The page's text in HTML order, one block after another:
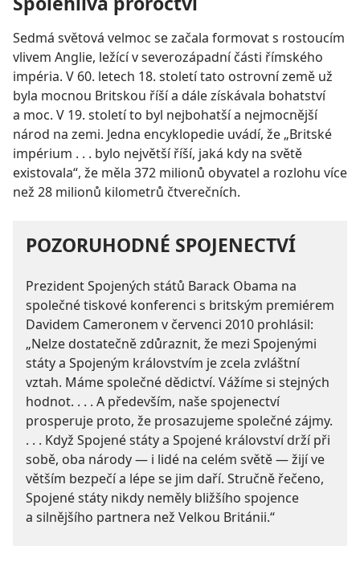
Sedmá světová velmoc se začala formovat s rostoucím
vlivem Anglie, ležící v severozápadní části římského
impéria. V 60. letech 18. století tato ostrovní země už
byla mocnou Britskou říší a dále získávala bohatství
a moc. V 19. století to byl nejbohatší a nejmocnější
národ na zemi. Jedna encyklopedie uvádí, že „Britské
impérium . . . bylo největší říší, jaká kdy na světě
existovala“, že měla 372 milionů obyvatel a rozlohu více
než 28 milionů kilometrů čtverečních.
POZORUHODNÉ SPOJENECTVÍ
Prezident Spojených států Barack Obama na
společné tiskové konferenci s britským premiérem
Davidem Cameronem v červenci 2010 prohlásil:
„Nelze dostatečně zdůraznit, že mezi Spojenými
státy a Spojeným královstvím je zcela zvláštní
vztah. Máme společné dědictví. Vážíme si stejných
hodnot. . . . A především, naše spojenectví
prosperuje proto, že prosazujeme společné zájmy.
. . . Když Spojené státy a Spojené království drží při
sobě, oba národy — i lidé na celém světě — žijí ve
větším bezpečí a lépe se jim daří. Stručně řečeno,
Spojené státy nikdy neměly bližšího spojence
a silnějšího partnera než Velkou Británii.“